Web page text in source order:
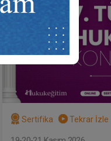
Sertifika Tekrar İzle